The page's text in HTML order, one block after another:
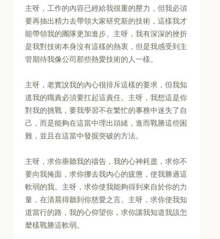
主呀，工作的內容已經給我很重的壓力，但我必須
要再抽出精力去帶領大家研究新的技術，這樣我才
能帶領我的團隊更加進步。主呀，我有深深的挫折
是我對技術本身沒有這樣的熱衷，但是我感受到主
管期待我像公司那些熱愛技術的人一樣。
主呀，老實說我的內心很排斥這樣的要求，但我知
道我的職責必須要扛起這責任。主呀，我想這是你
對我的挑戰，要我學習不在繁忙的事務中迷失了自
己，而是能夠在這當中理出頭緒，進而戰勝這些困
難，並且在這當中發掘突破的方法。
主呀，求你垂聽我的禱告，我的心神耗盡，求你不
要向我掩面，求你挪去我內心的疲憊，使我勝過這
軟弱的我。主呀，求你使我能夠得到來自於你的力
量，在清晨得聽到你慈愛之言。主呀，求你使我知
道當行的路，我的心仰望你，求你讓我知道我該怎
麼樣戰勝這軟弱。